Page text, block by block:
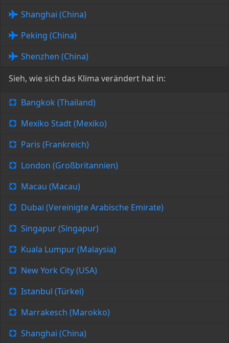
Shanghai (China)
Peking (China)
Shenzhen (China)
Sieh, wie sich das Klima verändert hat in:
Bangkok (Thailand)
Mexiko Stadt (Mexiko)
Paris (Frankreich)
London (Großbritannien)
Macau (Macau)
Dubai (Vereinigte Arabische Emirate)
Singapur (Singapur)
Kuala Lumpur (Malaysia)
New York City (USA)
Istanbul (Türkei)
Marrakesch (Marokko)
Shanghai (China)